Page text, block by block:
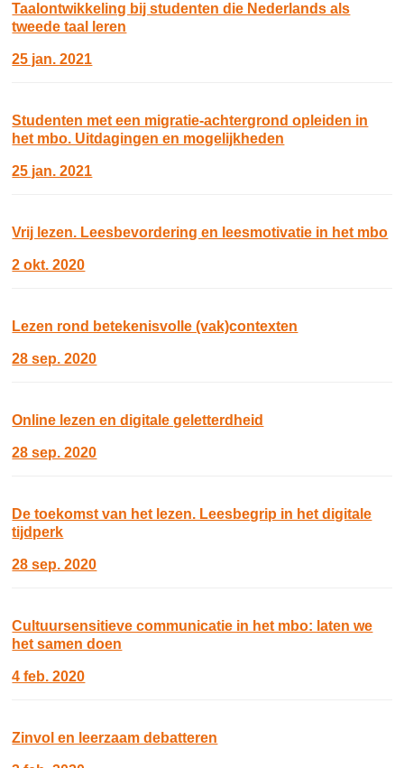
Taalontwikkeling bij studenten die Nederlands als
tweede taal leren
25 jan. 2021
Studenten met een migratie-achtergrond opleiden in
het mbo. Uitdagingen en mogelijkheden
25 jan. 2021
Vrij lezen. Leesbevordering en leesmotivatie in het mbo
2 okt. 2020
Lezen rond betekenisvolle (vak)contexten
28 sep. 2020
Online lezen en digitale geletterdheid
28 sep. 2020
De toekomst van het lezen. Leesbegrip in het digitale
tijdperk
28 sep. 2020
Cultuursensitieve communicatie in het mbo: laten we
het samen doen
4 feb. 2020
Zinvol en leerzaam debatteren